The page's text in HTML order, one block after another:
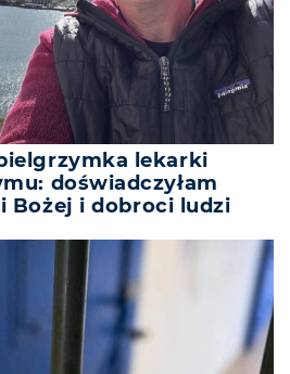
lekarki
doświadczyłam
Bożej i dobroci ludzi